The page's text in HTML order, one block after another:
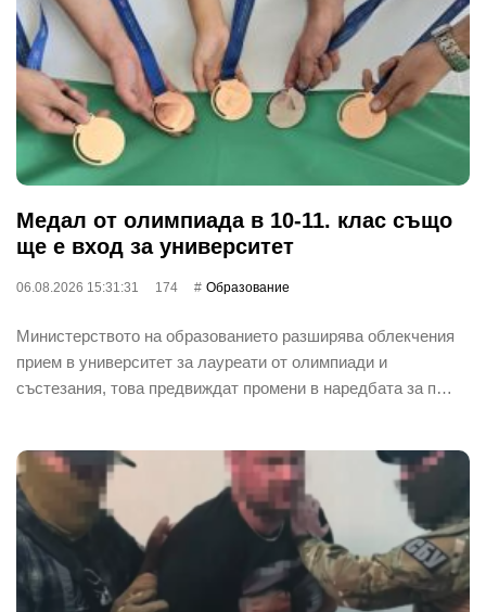
Медал от олимпиада в 10-11. клас също
ще е вход за университет
06.08.2026 15:31:31 174 Oбразование
Министерството на образованието разширява облекчения
прием в университет за лауреати от олимпиади и
състезания, това предвиждат промени в наредбата за п…